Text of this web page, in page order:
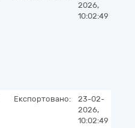
2026,
10:02:49
Експортовано:
23-02-
2026,
10:02:49